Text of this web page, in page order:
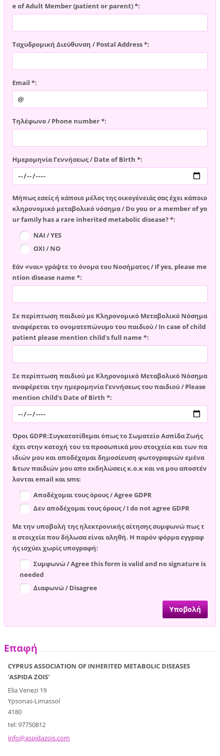
e of Adult Member (patient or parent) *:
Ταχυδρομική Διεύθυνση / Postal Address *:
Email *:
Τηλέφωνο / Phone number *:
Ημερομηνία Γεννήσεως / Date of Birth *:
Μήπως εσείς ή κάποιο μέλος της οικογένειάς σας έχει κάποιο
κληρονομικό μεταβολικό νόσημα / Do you or a member of yo
ur family has a rare inherited metabolic disease? *:
ΝΑΙ / YES
ΟΧΙ / NO
Εάν «ναι» γράψτε το όνομα του Νοσήματος / If yes, please me
ntion disease name *:
Σε περίπτωση παιδιού με Κληρονομικό Μεταβολικό Νόσημα
αναφέρεται το ονοματεπώνυμο του παιδιού / In case of child
patient please mention child's full name *:
Σε περίπτωση παιδιού με Κληρονομικό Μεταβολικό Νόσημα
αναφέρεται την ημερομηνία Γεννήσεως του παιδιού / Please
mention child's Date of Birth *:
Όροι GDPR:Συγκατατίθεμαι όπως το Σωματείο Ασπίδα Ζωής
έχει στην κατοχή του τα προσωπικά μου στοιχεία και των πα
ιδιών μου και αποδέχομαι δημοσίευση φωτογραφιών εμένα
&των παιδιών μου απο εκδηλώσεις κ.ο.κ και να μου αποστέν
λονται email και sms:
Αποδέχομαι τους όρους / Agree GDPR
Δεν αποδέχομαι τους όρους / I do not agree GDPR
Με την υποβολή της ηλεκτρονικής αίτησης συμφωνώ πως τ
α στοιχεία που δήλωσα είναι αληθή. Η παρόν φόρμα εγγραφ
ής ισχύει χωρίς υπογραφή:
Συμφωνώ / Agree this form is valid and no signature is
needed
Διαφωνώ / Disagree
Επαφή
CYPRUS ASSOCIATION OF INHERITED METABOLIC DISEASES
'ASPIDA ZOIS'
Elia Venezi 19
Ypsonas-Limassol
4180
tel: 97750812
info@aspidazois.com